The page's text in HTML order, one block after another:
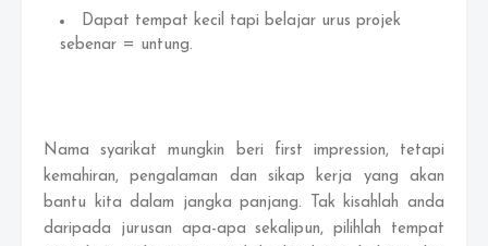
Dapat tempat kecil tapi belajar urus projek
sebenar = untung.
Nama syarikat mungkin beri first impression, tetapi
kemahiran, pengalaman dan sikap kerja yang akan
bantu kita dalam jangka panjang. Tak kisahlah anda
daripada jurusan apa-apa sekalipun, pilihlah tempat